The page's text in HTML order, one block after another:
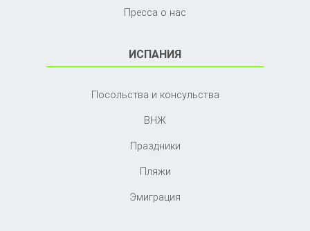
Пресса о нас
ИСПАНИЯ
Посольства и консульства
ВНЖ
Праздники
Пляжи
Эмиграция